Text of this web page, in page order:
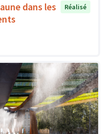
dans les
Réalisé